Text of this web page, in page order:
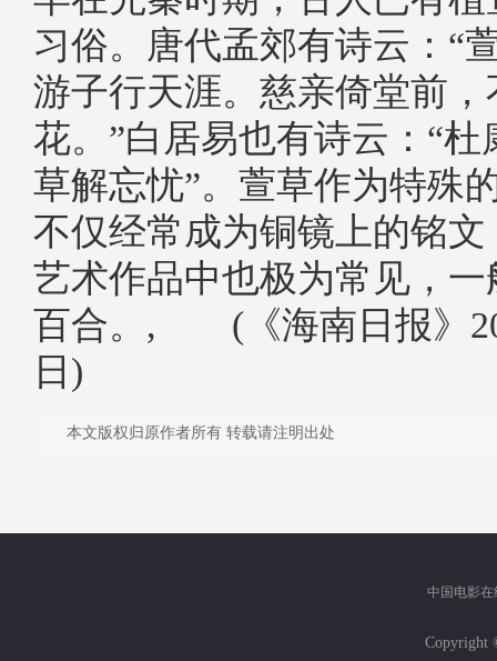
习俗。唐代孟郊有诗云：“
游子行天涯。慈亲倚堂前，
花。”白居易也有诗云：“
草解忘忧”。萱草作为特殊
不仅经常成为铜镜上的铭
艺术作品中也极为常见，
百合。, (《海南日报》
日)
本文版权归原作者所有 转载请注明出处
中国电影在
Copyright